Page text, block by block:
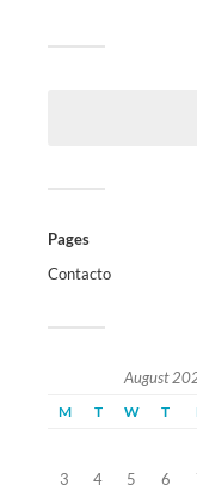
Pages
Contacto
August
M T W T
3
4 5 6